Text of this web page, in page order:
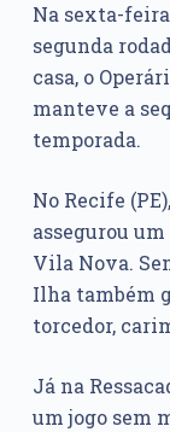
Na sexta-
segunda
casa, o
manteve a
temporada.
No Recife
assegurou
Vila Nova.
Ilha também
torcedor,
Já na
um jogo sem